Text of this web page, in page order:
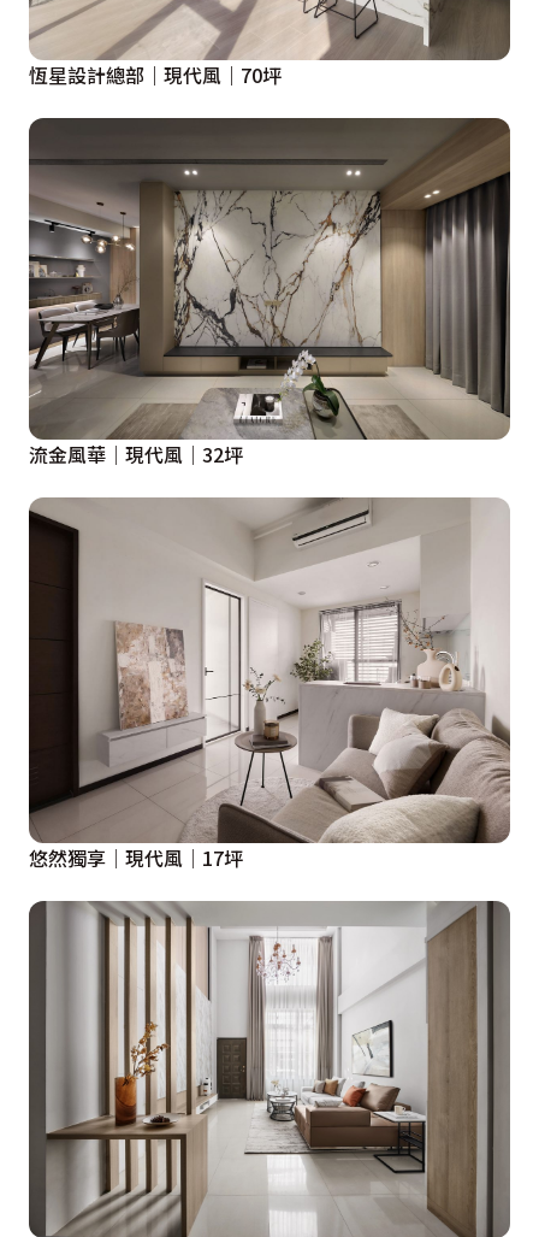
恆星設計總部｜現代風｜70坪
流金風華│現代風│32坪
悠然獨享│現代風│17坪